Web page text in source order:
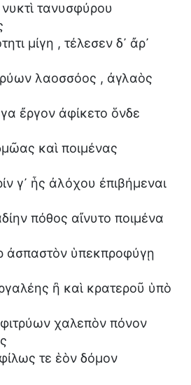
νυκτὶ τανυσφύρου
μίγη , τέλεσεν δ᾽ ἄρ᾽
λαοσσόος , ἀγλαὸς
ἔργον ἀφίκετο ὅνδε
καὶ ποιμένας
γ᾽ ἧς ἀλόχου ἐπιβήμεναι
πόθος αἴνυτο ποιμένα
ἀσπαστὸν ὑπεκπροφύγῃ
ἢ καὶ κρατεροῦ ὑπὸ
χαλεπὸν πόνον
φίλως τε ἑὸν δόμον